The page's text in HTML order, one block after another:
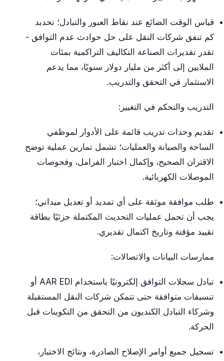
قياس الوقت الضائع عند نقاط العبور والتبادل؛ تحديد
كم تنفق شركات النقل على حل حوادث عدم التوافق -
تقدر تقديرات الصناعة التكاليف التراكمية بمئات
الملايين إلى أكثر من مليار دولار سنويًا، مما يدعم
الاستثمار في التحقق والتدريب.
التدريب والتحكم في التغيير:
تقديم وحدات تدريب قائمة على الأدوار لموظفي
الساحة والصيانة والعمليات؛ تشمل تمارين عملية توضح
الاقتران الصحيح، وإكمال اختبار الفرامل، وفحوصات
الموصلات الكهربائية.
طلب موافقة موثقة على أي تمديد أو تعديل ميداني؛
يجب أن تحمل عمليات التحديث المكتملة جزئيًا بطاقة
تقييد مؤقتة وتاريخ اكتمال تقديري.
ممارسات البيانات والاتصالات:
تبادل سجلات التوافق إلكترونيًا باستخدام AAR EDI أو
تنسيقات متوافقة حتى تتمكن شركات النقل المستقبلة
وشركاء التبادل الكنديون من التحقق من التكوينات قبل
الحركة.
تسجيل جميع أوامر الإصلاح الصادرة، ونتائج الاختبار،